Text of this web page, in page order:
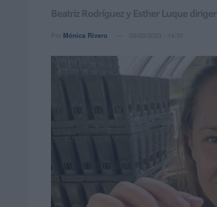
Beatriz Rodríguez y Esther Luque
Por Mónica Rivero 09/03/2023 - 14:31